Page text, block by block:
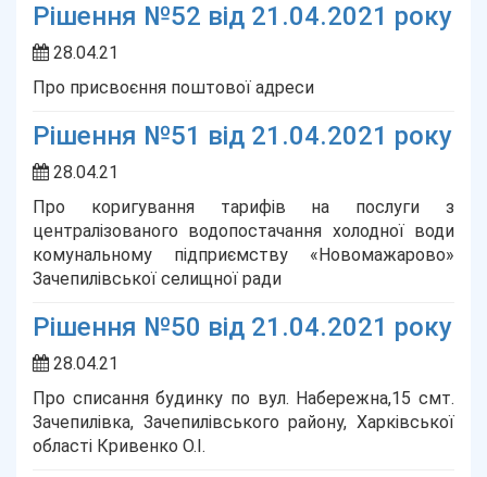
Рішення №52 від 21.04.2021 року
28.04.21
Про присвоєння поштової адреси
Рішення №51 від 21.04.2021 року
28.04.21
Про коригування тарифів на послуги з
централізованого водопостачання холодної води
комунальному підприємству «Новомажарово»
Зачепилівської селищної ради
Рішення №50 від 21.04.2021 року
28.04.21
Про списання будинку по вул. Набережна,15 смт.
Зачепилівка, Зачепилівського району, Харківської
області Кривенко О.І.